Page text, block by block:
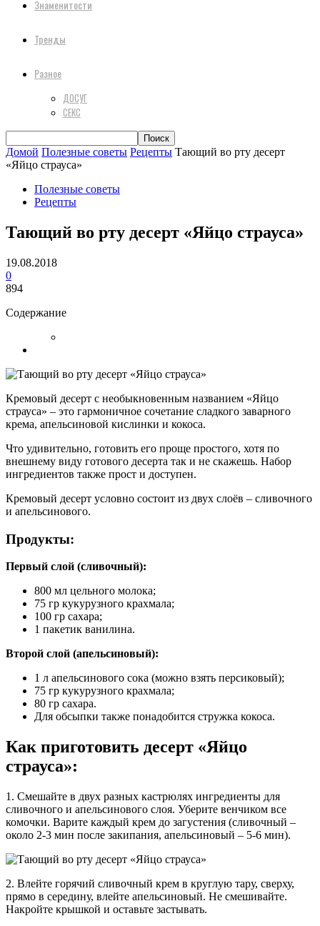
Знаменитости
Тренды
Разное
ДОСУГ
СЕКС
Домой Полезные советы Рецепты Тающий во рту десерт
«Яйцо страуса»
Полезные советы
Рецепты
Тающий во рту десерт «Яйцо страуса»
19.08.2018
0
894
Содержание
Кремовый десерт с необыкновенным названием «Яйцо
страуса» – это гармоничное сочетание сладкого заварного
крема, апельсиновой кислинки и кокоса.
Что удивительно, готовить его проще простого, хотя по
внешнему виду готового десерта так и не скажешь. Набор
ингредиентов также прост и доступен.
Кремовый десерт условно состоит из двух слоёв – сливочного
и апельсинового.
Продукты:
Первый слой (сливочный):
800 мл цельного молока;
75 гр кукурузного крахмала;
100 гр сахара;
1 пакетик ванилина.
Второй слой (апельсиновый):
1 л апельсинового сока (можно взять персиковый);
75 гр кукурузного крахмала;
80 гр сахара.
Для обсыпки также понадобится стружка кокоса.
Как приготовить десерт «Яйцо
страуса»:
1. Смешайте в двух разных кастрюлях ингредиенты для
сливочного и апельсинового слоя. Уберите венчиком все
комочки. Варите каждый крем до загустения (сливочный –
около 2-3 мин после закипания, апельсиновый – 5-6 мин).
2. Влейте горячий сливочный крем в круглую тару, сверху,
прямо в середину, влейте апельсиновый. Не смешивайте.
Накройте крышкой и оставьте застывать.